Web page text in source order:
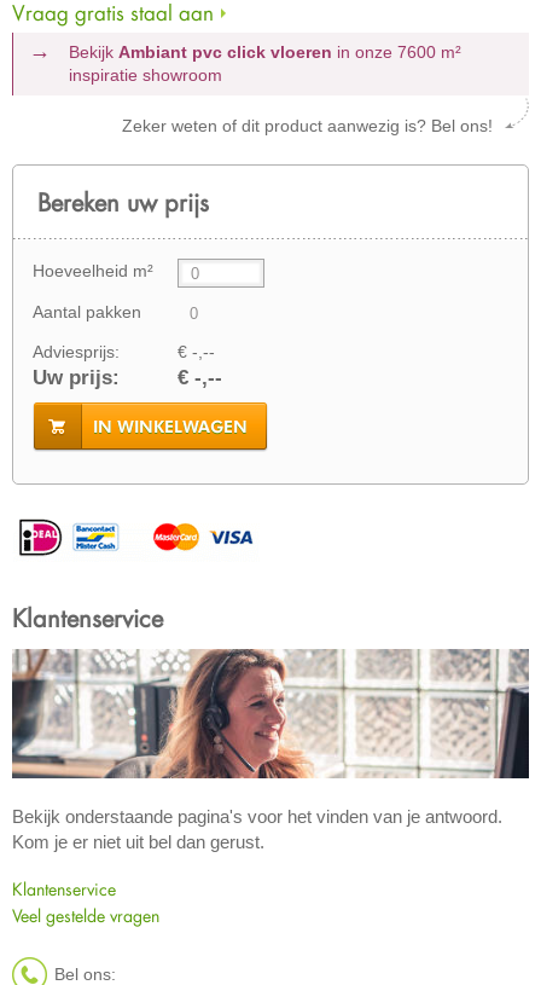
Vraag gratis staal aan
Bekijk Ambiant pvc click vloeren in onze 7600 m²
inspiratie showroom
Zeker weten of dit product aanwezig is? Bel ons!
Bereken uw prijs
Hoeveelheid m²
Aantal pakken
Adviesprijs: € -,--
Uw prijs: € -,--
IN WINKELWAGEN
Klantenservice
Bekijk onderstaande pagina's voor het vinden van je antwoord.
Kom je er niet uit bel dan gerust.
Klantenservice
Veel gestelde vragen
Bel ons: